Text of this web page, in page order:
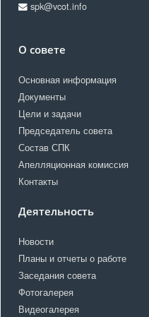
spk@vcot.info
О совете
Основная информация
Документы
Цели и задачи
Председатель совета
Состав СПК
Апелляционная комиссия
Контакты
Деятельность
Новости
Планы и отчеты о работе
Заседания совета
Фотогалерея
Видеогалерея